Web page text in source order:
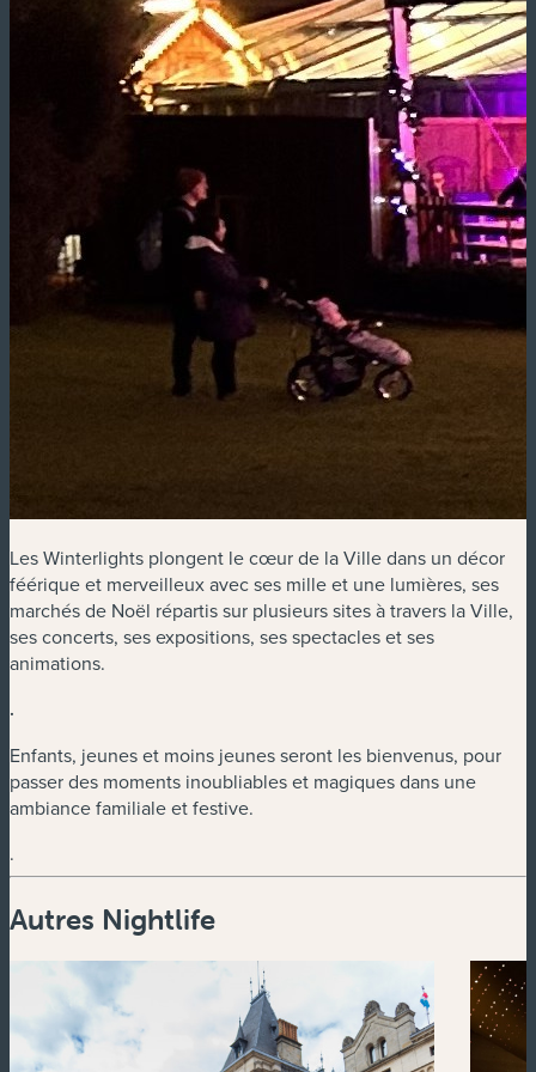
Les Winterlights plongent le cœur de la Ville dans un décor
féérique et merveilleux avec ses mille et une lumières, ses
marchés de Noël répartis sur plusieurs sites à travers la Ville,
ses concerts, ses expositions, ses spectacles et ses
animations.
.
Enfants, jeunes et moins jeunes seront les bienvenus, pour
passer des moments inoubliables et magiques dans une
ambiance familiale et festive.
.
Autres Nightlife